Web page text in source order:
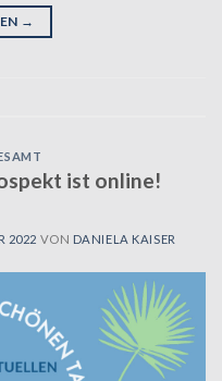
→
ist online!
2022 VON DANIELA KAISER